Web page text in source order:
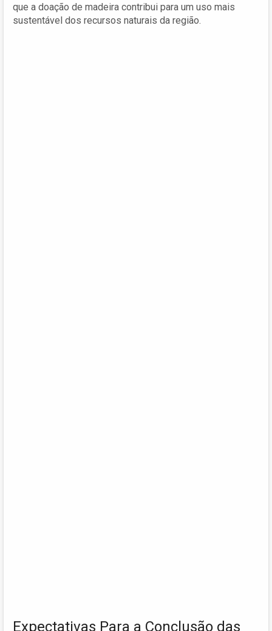
que a doação de madeira contribui para um uso mais
sustentável dos recursos naturais da região.
Expectativas Para a Conclusão das